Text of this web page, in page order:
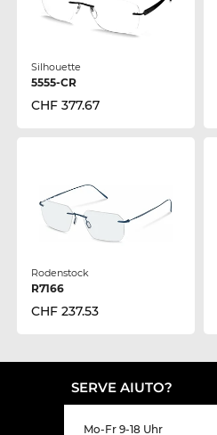
Silhouette
5555-CR
CHF 377.67
Rodenstock
R7166
CHF 237.53
SERVE AIUTO?
Mo-Fr 9-18 Uhr